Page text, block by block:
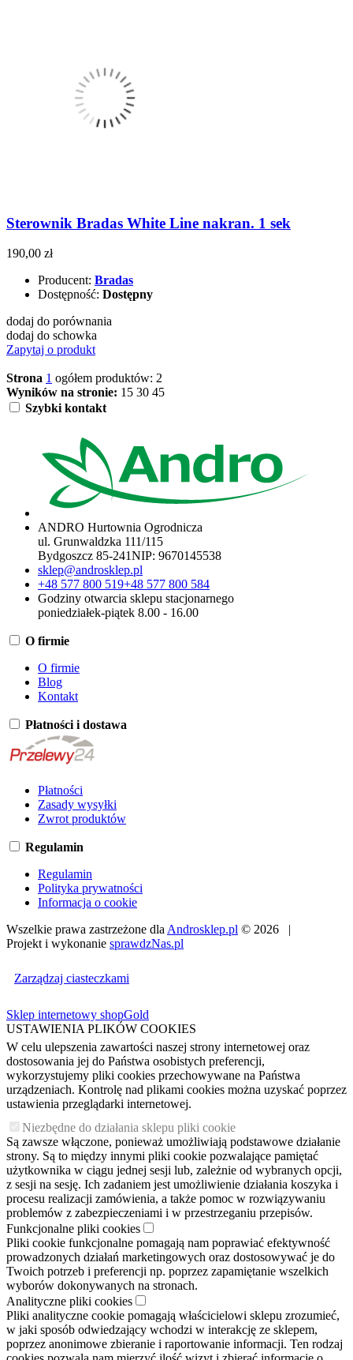
Sterownik Bradas White Line nakran. 1 sek
190,00 zł
Producent: Bradas
Dostępność: Dostępny
dodaj do porównania
dodaj do schowka
Zapytaj o produkt
Strona 1 ogółem produktów: 2
Wyników na stronie: 15 30 45
Szybki kontakt
ANDRO Hurtownia Ogrodnicza
ul. Grunwaldzka 111/115
Bydgoszcz 85-241NIP: 9670145538
sklep@androsklep.pl
+48 577 800 519+48 577 800 584
Godziny otwarcia sklepu stacjonarnego
poniedziałek-piątek 8.00 - 16.00
O firmie
O firmie
Blog
Kontakt
Płatności i dostawa
Płatności
Zasady wysyłki
Zwrot produktów
Regulamin
Regulamin
Polityka prywatności
Informacja o cookie
Wszelkie prawa zastrzeżone dla Androsklep.pl © 2026 |
Projekt i wykonanie sprawdzNas.pl
Zarządzaj ciasteczkami
Sklep internetowy shopGold
USTAWIENIA PLIKÓW COOKIES
W celu ulepszenia zawartości naszej strony internetowej oraz
dostosowania jej do Państwa osobistych preferencji,
wykorzystujemy pliki cookies przechowywane na Państwa
urządzeniach. Kontrolę nad plikami cookies można uzyskać poprzez
ustawienia przeglądarki internetowej.
Niezbędne do działania sklepu pliki cookie
Są zawsze włączone, ponieważ umożliwiają podstawowe działanie
strony. Są to między innymi pliki cookie pozwalające pamiętać
użytkownika w ciągu jednej sesji lub, zależnie od wybranych opcji,
z sesji na sesję. Ich zadaniem jest umożliwienie działania koszyka i
procesu realizacji zamówienia, a także pomoc w rozwiązywaniu
problemów z zabezpieczeniami i w przestrzeganiu przepisów.
Funkcjonalne pliki cookies
Pliki cookie funkcjonalne pomagają nam poprawiać efektywność
prowadzonych działań marketingowych oraz dostosowywać je do
Twoich potrzeb i preferencji np. poprzez zapamiętanie wszelkich
wyborów dokonywanych na stronach.
Analityczne pliki cookies
Pliki analityczne cookie pomagają właścicielowi sklepu zrozumieć,
w jaki sposób odwiedzający wchodzi w interakcję ze sklepem,
poprzez anonimowe zbieranie i raportowanie informacji. Ten rodzaj